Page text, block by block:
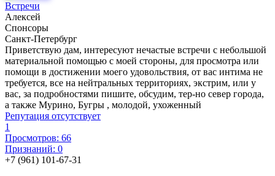
Встречи
Алексей
Спонсоры
Санкт-Петербург
Приветствую дам, интересуют нечастые встречи с небольшой
материальной помощью с моей стороны, для просмотра или
помощи в достижении моего удовольствия, от вас интима не
требуется, все на нейтральных территориях, экстрим, или у
вас, за подробностями пишите, обсудим, тер-но север города,
а также Мурино, Бугры , молодой, ухоженный
Репутация отсутствует
1
Просмотров: 66
Признаний: 0
+7 (961) 101-67-31